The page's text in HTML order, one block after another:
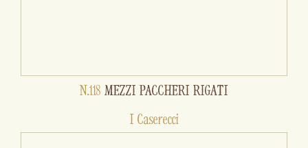
N.118 MEZZI PACCHERI RIGATI
I Caserecci